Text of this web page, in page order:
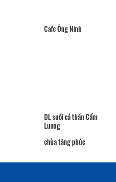
Cafe Ông Ninh
Lương
chùa tăng phúc